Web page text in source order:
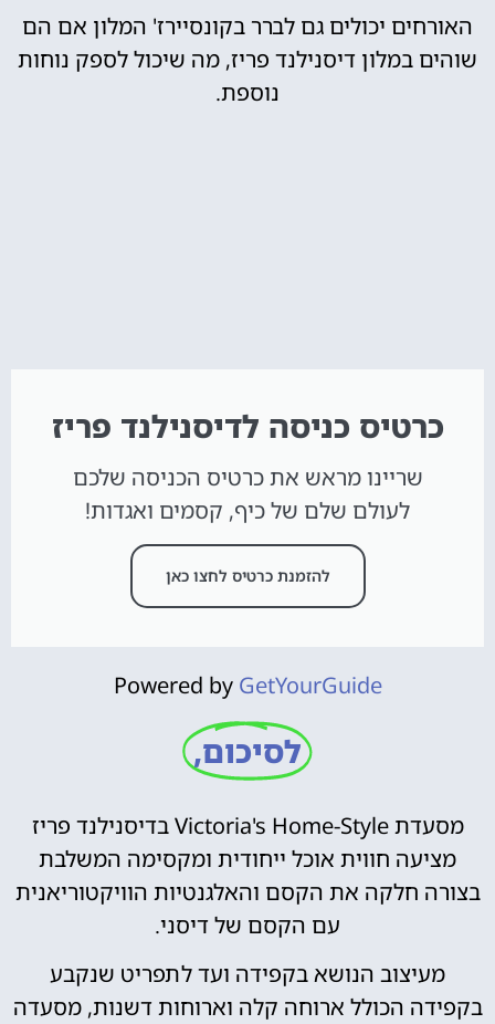
האורחים יכולים גם לברר בקונסיירז' המלון אם הם
שוהים במלון דיסנילנד פריז, מה שיכול לספק נוחות
נוספת.
כרטיס כניסה לדיסנילנד פריז
שריינו מראש את כרטיס הכניסה שלכם
לעולם שלם של כיף, קסמים ואגדות!
להזמנת כרטיס לחצו כאן
Powered by GetYourGuide
לסיכום,
מסעדת Victoria's Home-Style בדיסנילנד פריז
מציעה חווית אוכל ייחודית ומקסימה המשלבת
בצורה חלקה את הקסם והאלגנטיות הוויקטוריאנית
עם הקסם של דיסני.
מעיצוב הנושא בקפידה ועד לתפריט שנקבע
בקפידה הכולל ארוחה קלה וארוחות דשנות, מסעדה